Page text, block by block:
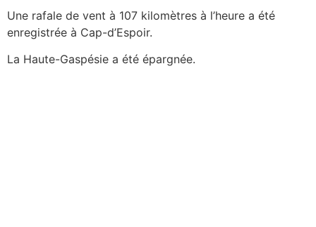
Une rafale de vent à 107 kilomètres à l’heure a été
enregistrée à Cap-d’Espoir.
La Haute-Gaspésie a été épargnée.